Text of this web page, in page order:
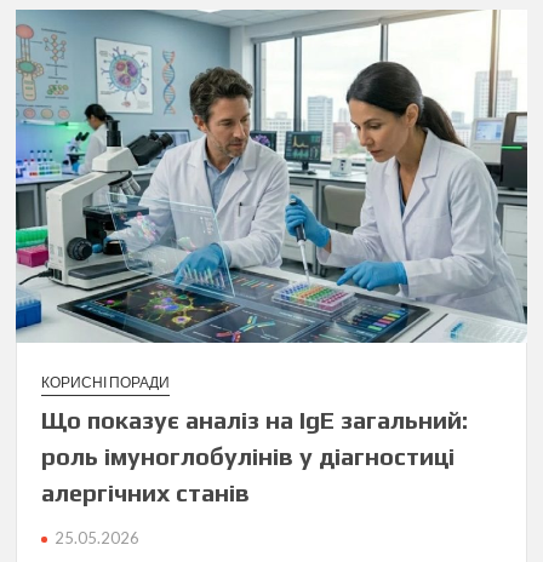
КОРИСНІ ПОРАДИ
Що показує аналіз на IgE загальний:
роль імуноглобулінів у діагностиці
алергічних станів
25.05.2026